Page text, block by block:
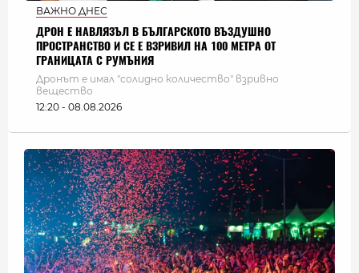
ВАЖНО ДНЕС
ДРОН Е НАВЛЯЗЪЛ В БЪЛГАРСКОТО ВЪЗДУШНО
ПРОСТРАНСТВО И СЕ Е ВЗРИВИЛ НА 100 МЕТРА ОТ
ГРАНИЦАТА С РУМЪНИЯ
Дронът е имал "солидно количество" взривно
вещество
12:20 - 08.08.2026